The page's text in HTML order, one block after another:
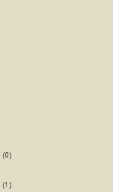
(0)
(1)